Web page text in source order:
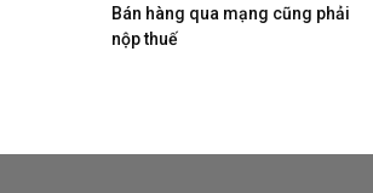
Bán hàng qua mạng cũng phải
nộp thuế